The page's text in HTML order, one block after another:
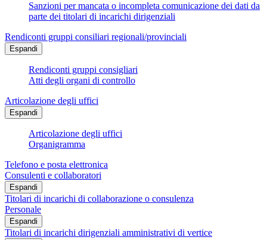
Sanzioni per mancata o incompleta comunicazione dei dati da
parte dei titolari di incarichi dirigenziali
Rendiconti gruppi consiliari regionali/provinciali
Espandi
Rendiconti gruppi consigliari
Atti degli organi di controllo
Articolazione degli uffici
Espandi
Articolazione degli uffici
Organigramma
Telefono e posta elettronica
Consulenti e collaboratori
Espandi
Titolari di incarichi di collaborazione o consulenza
Personale
Espandi
Titolari di incarichi dirigenziali amministrativi di vertice